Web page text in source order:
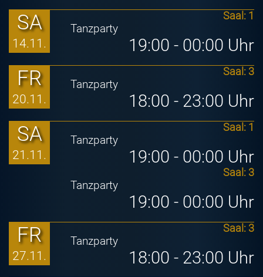
SA
14.11.
Saal: 1
Tanzparty
19:00 - 00:00 Uhr
FR
20.11.
Saal: 3
Tanzparty
18:00 - 23:00 Uhr
SA
21.11.
Saal: 1
Tanzparty
19:00 - 00:00 Uhr
Saal: 3
Tanzparty
19:00 - 00:00 Uhr
FR
27.11.
Saal: 3
Tanzparty
18:00 - 23:00 Uhr